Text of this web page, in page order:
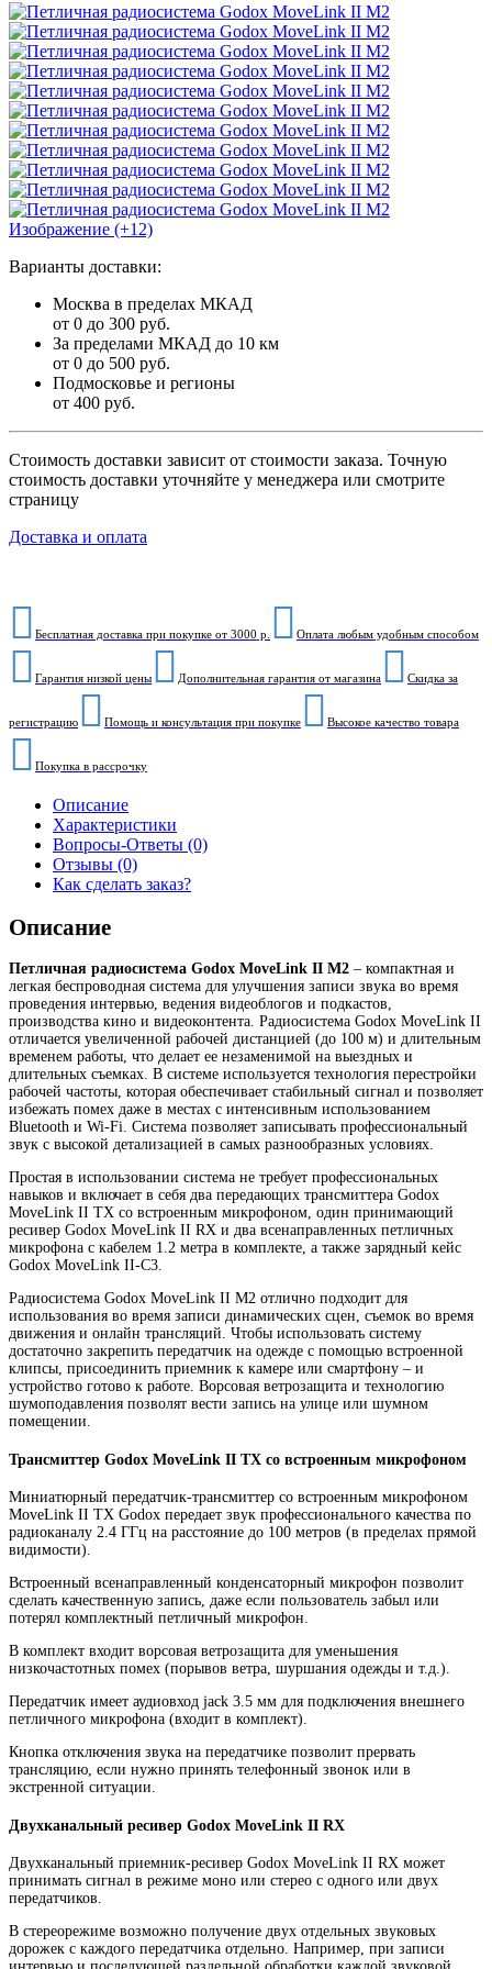
Изображение (+12)
Варианты доставки:
Москва в пределах МКАД
от 0 до 300 руб.
За пределами МКАД до 10 км
от 0 до 500 руб.
Подмосковье и регионы
от 400 руб.
Стоимость доставки зависит от стоимости заказа. Точную
стоимость доставки уточняйте у менеджера или смотрите
страницу
Доставка и оплата
Бесплатная доставка при покупке от 3000 р. Оплата любым удобным способом
Гарантия низкой цены Дополнительная гарантия от магазина Скидка за
регистрацию Помощь и консультация при покупке Высокое качество товара
Покупка в рассрочку
Описание
Характеристики
Вопросы-Ответы (0)
Отзывы (0)
Как сделать заказ?
Описание
Петличная радиосистема Godox MoveLink II M2 – компактная и
легкая беспроводная система для улучшения записи звука во время
проведения интервью, ведения видеоблогов и подкастов,
производства кино и видеоконтента. Радиосистема Godox MoveLink II
отличается увеличенной рабочей дистанцией (до 100 м) и длительным
временем работы, что делает ее незаменимой на выездных и
длительных съемках. В системе используется технология перестройки
рабочей частоты, которая обеспечивает стабильный сигнал и позволяет
избежать помех даже в местах с интенсивным использованием
Bluetooth и Wi-Fi. Система позволяет записывать профессиональный
звук с высокой детализацией в самых разнообразных условиях.
Простая в использовании система не требует профессиональных
навыков и включает в себя два передающих трансмиттера Godox
MoveLink II TX со встроенным микрофоном, один принимающий
ресивер Godox MoveLink II RX и два всенаправленных петличных
микрофона с кабелем 1.2 метра в комплекте, а также зарядный кейс
Godox MoveLink II-C3.
Радиосистема Godox MoveLink II M2 отлично подходит для
использования во время записи динамических сцен, съемок во время
движения и онлайн трансляций. Чтобы использовать систему
достаточно закрепить передатчик на одежде с помощью встроенной
клипсы, присоединить приемник к камере или смартфону – и
устройство готово к работе. Ворсовая ветрозащита и технологию
шумоподавления позволят вести запись на улице или шумном
помещении.
Трансмиттер Godox MoveLink II TX со встроенным микрофоном
Миниатюрный передатчик-трансмиттер со встроенным микрофоном
MoveLink II TX Godox передает звук профессионального качества по
радиоканалу 2.4 ГГц на расстояние до 100 метров (в пределах прямой
видимости).
Встроенный всенаправленный конденсаторный микрофон позволит
сделать качественную запись, даже если пользователь забыл или
потерял комплектный петличный микрофон.
В комплект входит ворсовая ветрозащита для уменьшения
низкочастотных помех (порывов ветра, шуршания одежды и т.д.).
Передатчик имеет аудиовход jack 3.5 мм для подключения внешнего
петличного микрофона (входит в комплект).
Кнопка отключения звука на передатчике позволит прервать
трансляцию, если нужно принять телефонный звонок или в
экстренной ситуации.
Двухканальный ресивер Godox MoveLink II RX
Двухканальный приемник-ресивер Godox MoveLink II RX может
принимать сигнал в режиме моно или стерео с одного или двух
передатчиков.
В стереорежиме возможно получение двух отдельных звуковых
дорожек с каждого передатчика отдельно. Например, при записи